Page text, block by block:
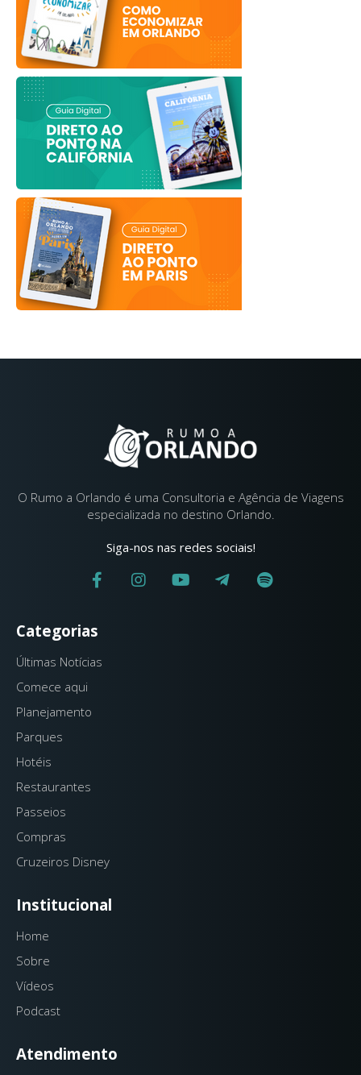
O Rumo a Orlando é uma Consultoria e Agência de Viagens
especializada no destino Orlando.
Siga-nos nas redes sociais!
Categorias
Últimas Notícias
Comece aqui
Planejamento
Parques
Hotéis
Restaurantes
Passeios
Compras
Cruzeiros Disney
Institucional
Home
Sobre
Vídeos
Podcast
Atendimento